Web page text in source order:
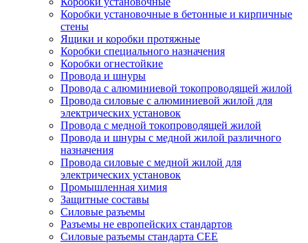
Коробки установочные в бетонные и кирпичные
стены
Ящики и коробки протяжные
Коробки специального назначения
Коробки огнестойкие
Провода и шнуры
Провода с алюминиевой токопроводящей жилой
Провода силовые с алюминиевой жилой для
электрических установок
Провода с медной токопроводящей жилой
Провода и шнуры с медной жилой различного
назначения
Провода силовые с медной жилой для
электрических установок
Промышленная химия
Защитные составы
Силовые разъемы
Разъемы не европейских стандартов
Силовые разъемы стандарта CEE